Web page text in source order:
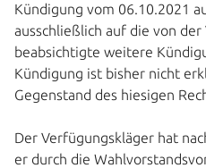
Kündigung vom 06.10.2021
ausschließlich auf die von
beabsichtigte weitere
Kündigung ist bisher nicht
Gegenstand des hiesigen
Der Verfügungskläger hat
er durch die